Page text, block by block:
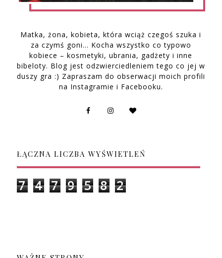
Matka, żona, kobieta, która wciąż czegoś szuka i
za czymś goni… Kocha wszystko co typowo
kobiece – kosmetyki, ubrania, gadżety i inne
bibeloty. Blog jest odzwierciedleniem tego co jej w
duszy gra :) Zapraszam do obserwacji moich profili
na Instagramie i Facebooku.
ŁĄCZNA LICZBA WYŚWIETLEŃ
7 4 7 9 5 8 2